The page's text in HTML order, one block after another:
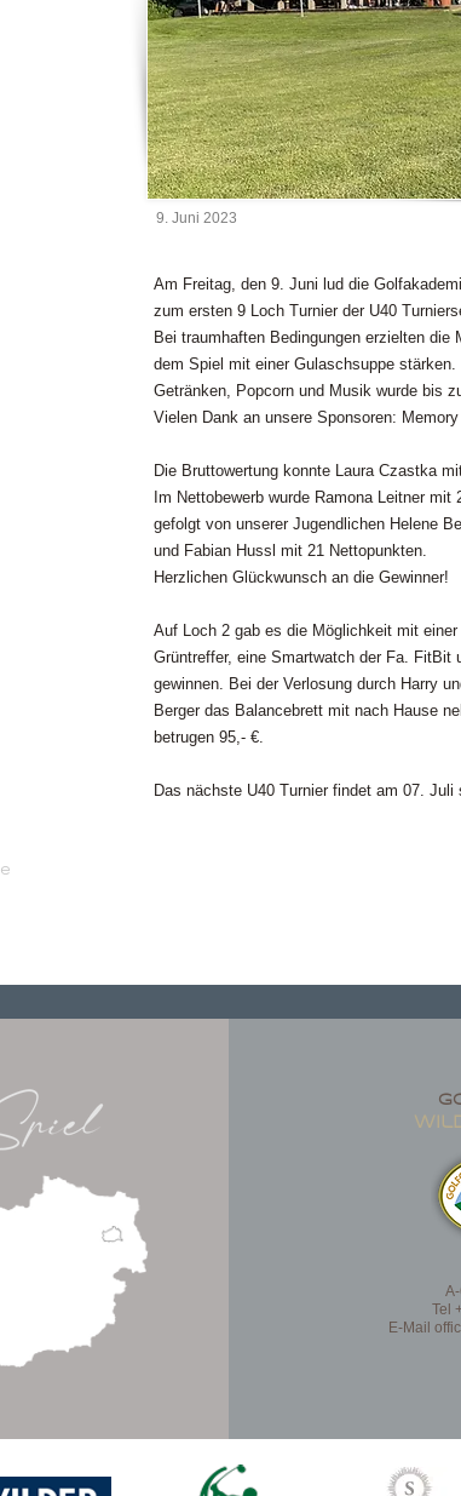
9. Juni 2023
Am Freitag, den 9. Juni lud die
zum ersten 9 Loch Turnier der U40
Bei traumhaften Bedingungen erzielten
dem Spiel mit einer Gulaschsuppe
Getränken, Popcorn und Musik wurde bis
Vielen Dank an unsere Sponsoren:
Die Bruttowertung konnte Laura Czastka
Im Nettobewerb wurde Ramona Leitner mit
gefolgt von unserer Jugendlichen Helene
und Fabian Hussl mit 21 Nettopunkten.
Herzlichen Glückwunsch an die Gewinner!
Auf Loch 2 gab es die Möglichkeit mit
Grüntreffer, eine Smartwatch der Fa.
gewinnen. Bei der Verlosung durch Harry
Berger das Balancebrett mit nach Hause
betrugen 95,- €.
Das nächste U40 Turnier findet am 07.
Tel
E-Mail